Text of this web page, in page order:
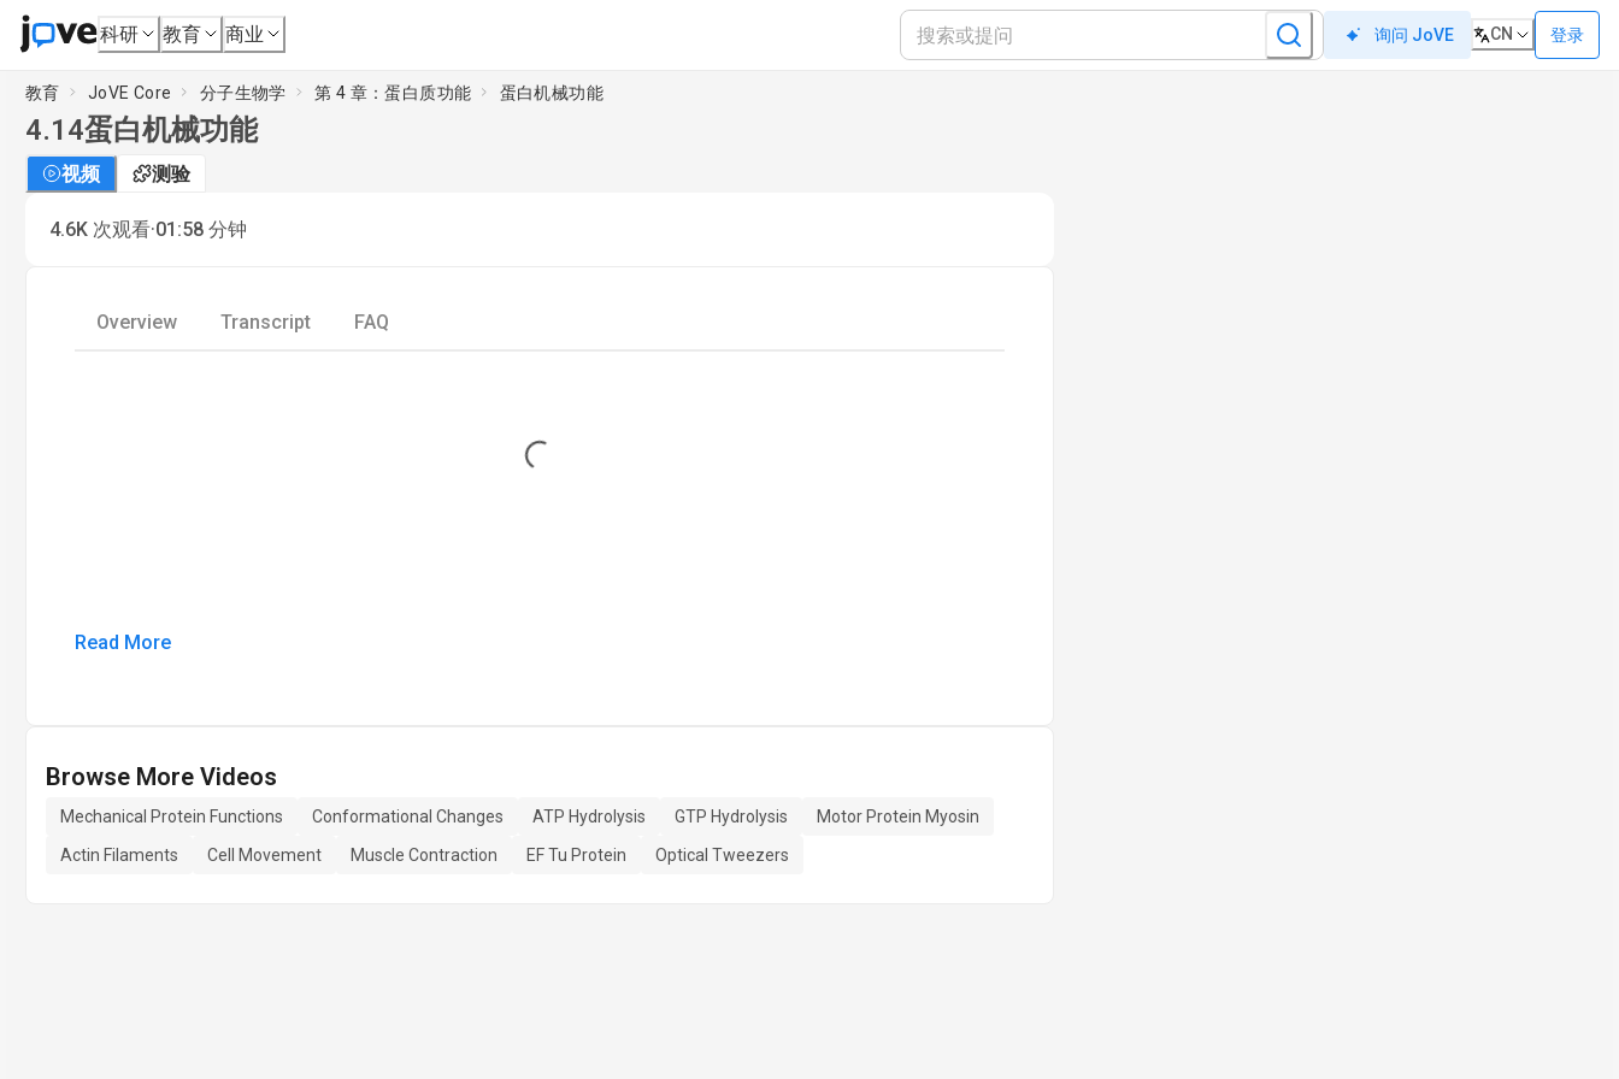
科研 教育 商业 询问 JoVE CN 登录
教育 JoVE Core 分子生物学 第 4 章：蛋白质功能 蛋白机械功能
4.14蛋白机械功能
视频 测验
4.6K 次观看·01:58 分钟
Overview Transcript FAQ
Loading...
Read More
Browse More Videos
Mechanical Protein Functions Conformational Changes ATP Hydrolysis GTP Hydrolysis
Motor Protein Myosin
Actin Filaments
Cell Movement Muscle Contraction EF Tu Protein Optical Tweezers